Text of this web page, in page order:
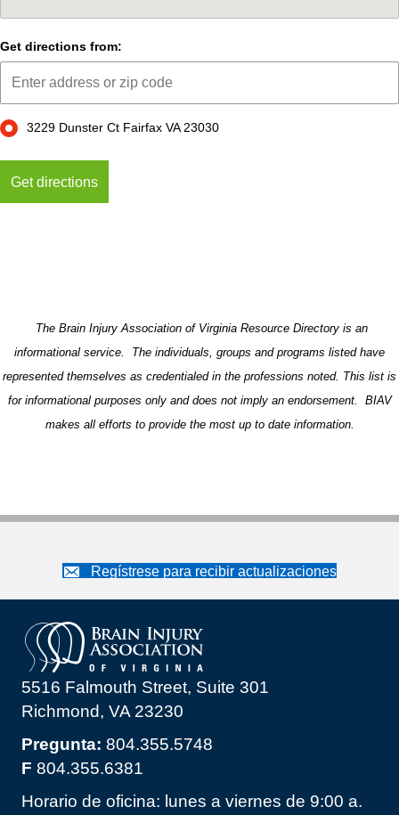
Get directions from:
3229 Dunster Ct Fairfax VA 23030
The Brain Injury Association of Virginia Resource Directory is an
informational service. The individuals, groups and programs listed have
represented themselves as credentialed in the professions noted. This list is
for informational purposes only and does not imply an endorsement. BIAV
makes all efforts to provide the most up to date information.
Regístrese para recibir actualizaciones
5516 Falmouth Street, Suite 301
Richmond, VA 23230
Pregunta: 804.355.5748
F 804.355.6381
Horario de oficina: lunes a viernes de 9:00 a.